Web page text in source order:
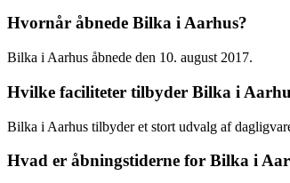
Hvornår åbnede Bilka i Aarhus?
Bilka i Aarhus åbnede den 10. august 2017.
Hvilke faciliteter tilbyder Bilka i
Bilka i Aarhus tilbyder et stort udvalg af
Hvad er åbningstiderne for Bilka i